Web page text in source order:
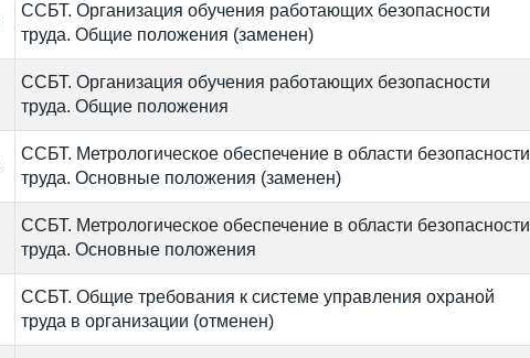
ССБТ. Организация обучения работающих безопасности
труда. Общие положения (заменен)
ССБТ. Организация обучения работающих безопасности
труда. Общие положения
ССБТ. Метрологическое обеспечение в области безопасности
труда. Основные положения (заменен)
ССБТ. Метрологическое обеспечение в области безопасности
труда. Основные положения
ССБТ. Общие требования к системе управления охраной
труда в организации (отменен)